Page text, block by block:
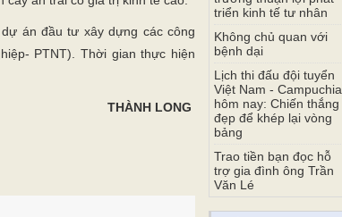
án đầu tư xây dựng các công
PTNT). Thời gian thực hiện
THÀNH LONG
triển kinh tế tư nhân
Không chủ quan với
bệnh dại
Lịch thi đấu đội tuyển
Việt Nam - Campuchia
hôm nay: Chiến thắng
đẹp để khép lại vòng
bảng
Trao tiền bạn đọc hỗ
trợ gia đình ông Trần
Văn Lé